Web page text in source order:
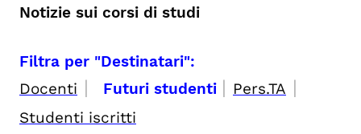
Notizie sui corsi di studi
Filtra per "Destinatari":
Docenti | Futuri studenti | Pers.TA |
Studenti iscritti